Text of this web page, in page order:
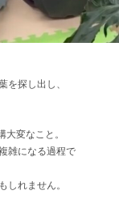
を探し出し、
大変なこと。
雑になる過程で
しれません。